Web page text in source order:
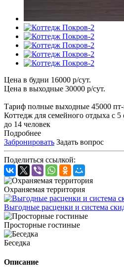
Цена в будни 16000 р/сут.
Цена в выходные 30000 р/сут.
Тариф полные выходные 45000
Коттедж для семейного отдыха с
до 14 человек
Подробнее
Забронировать Задать вопрос
Поделиться ссылкой:
Охраняемая территория
Выгодные расценки и система
Просторные гостиные
Беседка
Описание